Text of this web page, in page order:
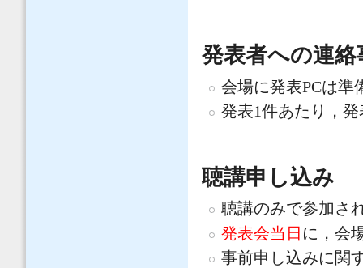
発表者への連絡
会場に発表PCは準
発表1件あたり，
聴講申し込
聴講のみで参加さ
発表会当日 に，会
事前申し込みに関